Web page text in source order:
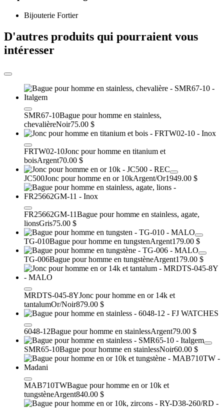
Bijouterie Fortier
D'autres produits qui pourraient vous
intéresser
SMR67-10Bague pour homme en stainless,
chevalièreNoir75.00 $
FRTW02-10Jonc pour homme en titanium et
boisArgent70.00 $
JC500Jonc pour homme en or 10kArgent/Or1949.00 $
FR25662GM-11Bague pour homme en stainless, agate,
lionsGris75.00 $
TG-010Bague pour homme en tungstenArgent179.00 $
TG-006Bague pour homme en tungstèneArgent179.00 $
MRDTS-045-8YJonc pour homme en or 14k et
tantalumOr/Noir879.00 $
6048-12Bague pour homme en stainlessArgent79.00 $
SMR65-10Bague pour homme en stainlessNoir60.00 $
MAB710TWBague pour homme en or 10k et
tungstèneArgent840.00 $